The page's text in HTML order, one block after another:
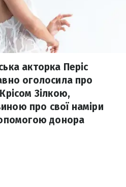
акторка Періс
оголосила про
Зілкою,
про свої наміри
донора